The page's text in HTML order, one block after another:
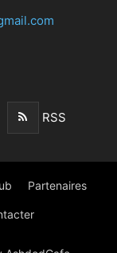
RSS
Partenaires